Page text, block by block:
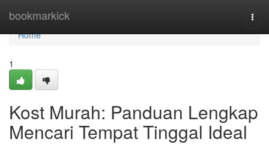
bookmarkick
Home
Home
1
Kost Murah: Panduan Lengkap
Mencari Tempat Tinggal Ideal